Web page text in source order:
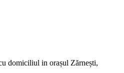
domiciliul in orașul Zărnești,